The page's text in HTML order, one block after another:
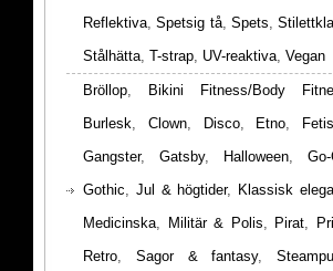
Reflektiva,Spetsig tå, Spets,
Stålhätta, T-strap, UV-reaktiva, Vegan
Bröllop, Bikini Fitness/Body
Burlesk, Clown, Disco, Etno,
Gangster, Gatsby, Halloween,
Gothic, Jul & högtider, Klassisk
Medicinska, Militär & Polis, Pirat,
Retro, Sagor & fantasy,